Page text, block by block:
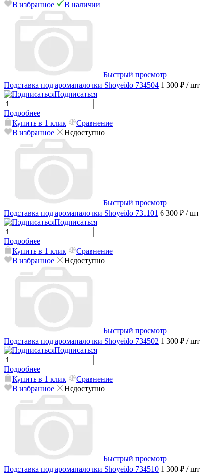
В избранное
В наличии
Быстрый просмотр
Подставка под аромапалочки Shoyeido 734504 1 300 ₽ / шт
Подписаться
Подробнее
Купить в 1 клик
Сравнение
В избранное
Недоступно
Быстрый просмотр
Подставка под аромапалочки Shoyeido 731101 6 300 ₽ / шт
Подписаться
Подробнее
Купить в 1 клик
Сравнение
В избранное
Недоступно
Быстрый просмотр
Подставка под аромапалочки Shoyeido 734502 1 300 ₽ / шт
Подписаться
Подробнее
Купить в 1 клик
Сравнение
В избранное
Недоступно
Быстрый просмотр
Подставка под аромапалочки Shoyeido 734510 1 300 ₽ / шт